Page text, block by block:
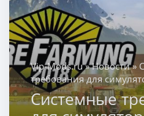
Vip-Mods.ru»Новости»
требования для
Системные